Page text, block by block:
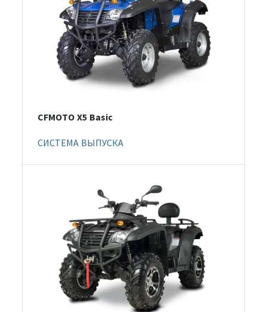
CFMOTO X5 Basic
СИСТЕМА ВЫПУСКА